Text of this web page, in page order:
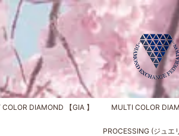
COLOR DIAMOND 【GIA 】 MULTI COLOR
PROCESSING (ジュエ